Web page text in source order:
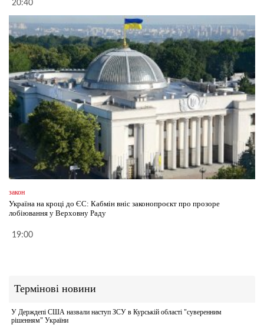
20:40
закон
Україна на кроці до ЄС: Кабмін вніс законопроєкт про прозоре
лобіювання у Верховну Раду
19:00
Термінові новини
У Держдепі США назвали наступ ЗСУ в Курській області "суверенним
рішенням" України